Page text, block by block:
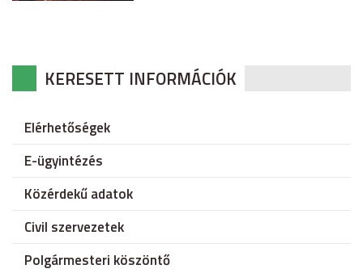
KERESETT INFORMÁCIÓK
Elérhetőségek
E-ügyintézés
Közérdekű adatok
Civil szervezetek
Polgármesteri köszöntő